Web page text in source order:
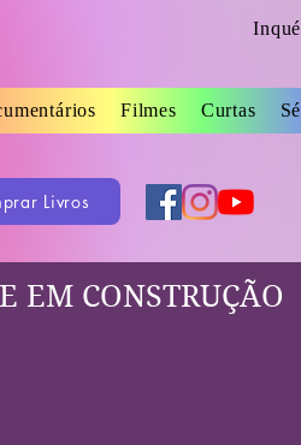
Filmes Curtas
Livros
EM CONSTRUÇÃO